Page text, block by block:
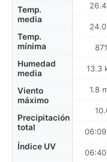
Temp.
media
Temp.
mínima
Humedad
media
Viento
máximo
Precipitación
total
Índice UV
13.3
1.8